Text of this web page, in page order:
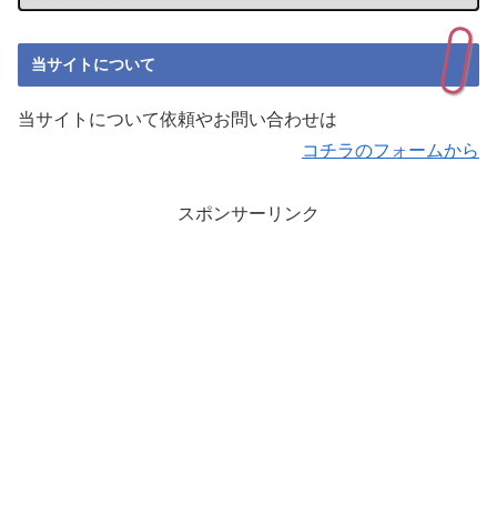
当サイトについて
当サイトについて依頼やお問い合わせは
コチラのフォームから
スポンサーリンク